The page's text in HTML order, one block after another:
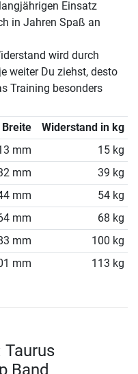
Einsatz
in Jahren Spaß an
wird durch
weiter Du ziehst, desto
Training besonders
Breite
Widerstand in kg
mm
15 kg
mm
39 kg
mm
54 kg
mm
68 kg
mm
100 kg
mm 113 kg
Taurus
Band